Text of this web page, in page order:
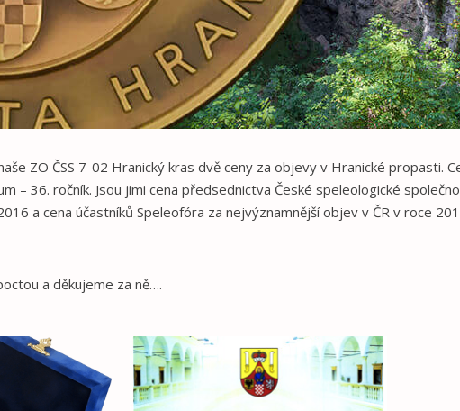
ZO ČSS 7-02 Hranický kras dvě ceny za objevy v Hranické propasti.
– 36. ročník. Jsou jimi cena předsednictva České speleologické
a cena účastníků Speleofóra za nejvýznamnější objev v ČR v roce
a děkujeme za ně….